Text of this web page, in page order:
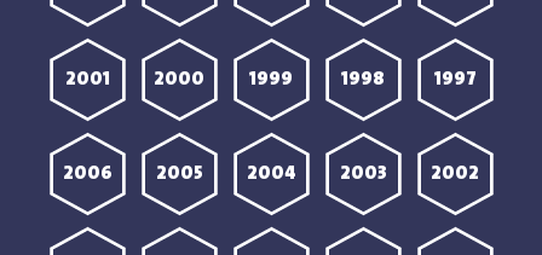
1997
1998
1999
2000
2001
2002
2003
2004
2005
2006